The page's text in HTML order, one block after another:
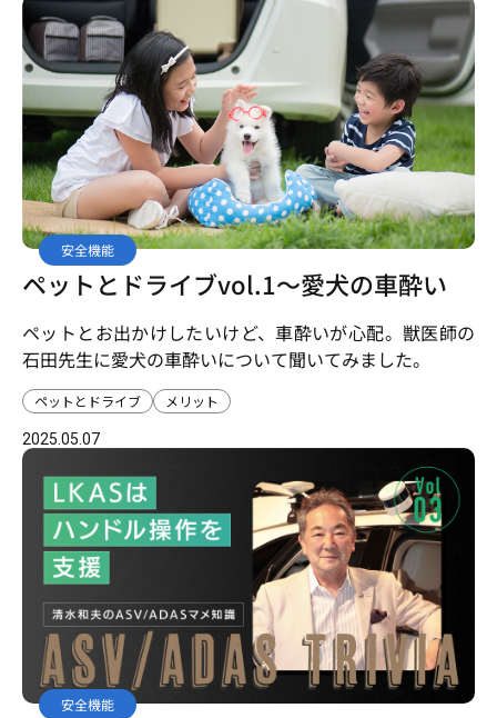
安全機能
ペットとドライブvol.1～愛犬の車酔い
ペットとお出かけしたいけど、車酔いが心配。獣医師の
石田先生に愛犬の車酔いについて聞いてみました。
ペットとドライブ メリット
2025.05.07
安全機能